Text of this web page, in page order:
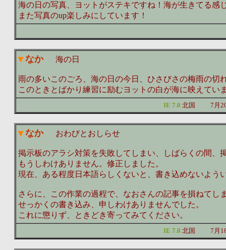
海の日の写真、ヨットがステキですね！海が生きてる感
また写真のup楽しみにしています！
なか海の日
雨の多いこのごろ、海の日の今日、ひさびさの梅雨の切
このときとばかり練習に励むヨットの白が海に映えてい
IE 7.0 北国 7月
なかおわびとおしらせ
掲示板のアラシ対策を失敗してしまい、しばらくの間、
もうしわけありません。修正しました。
現在、ある程度日本語らしくないと、書き込めないよう
さらに、この作業の過程で、なおさんの記事を損ねてし
せっかくの書き込み、申しわけありませんでした。
これに懲りず、ときどき寄ってみてください。
IE 7.0 北国 7月